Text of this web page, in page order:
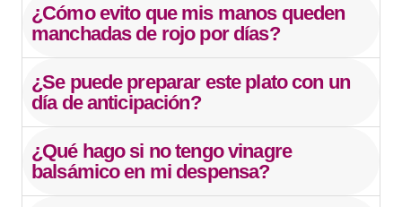
¿Cómo evito que mis manos queden
manchadas de rojo por días?
¿Se puede preparar este plato con un
día de anticipación?
¿Qué hago si no tengo vinagre
balsámico en mi despensa?